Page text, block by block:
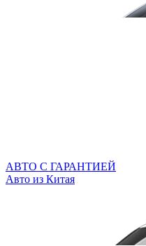
АВТО С ГАРАНТИЕЙ
Авто из Китая